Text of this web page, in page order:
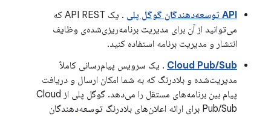
API توسعه‌دهندگان گوگل پلی
. یک API REST که
می‌توانید از آن برای مدیریت برنامه‌ریزی‌شده‌ی وظایف
انتشار و مدیریت برنامه استفاده کنید.
Cloud Pub/Sub . یک سرویس پیام‌رسانی کاملاً
مدیریت‌شده و بلادرنگ که به شما امکان ارسال و دریافت
پیام بین برنامه‌های مستقل را می‌دهد. گوگل پلی از Cloud
Pub/Sub برای ارائه اعلان‌های بلادرنگ توسعه‌دهندگان